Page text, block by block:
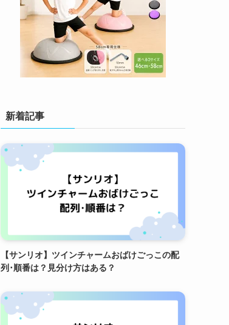
新着記事
【サンリオ】ツインチャームおばけごっこの配
列･順番は？見分け方はある？